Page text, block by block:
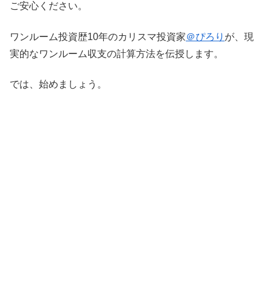
ご安心ください。
ワンルーム投資歴10年のカリスマ投資家＠ぴろり が、現
実的なワンルーム収支の計算方法を伝授します。
では、始めましょう。